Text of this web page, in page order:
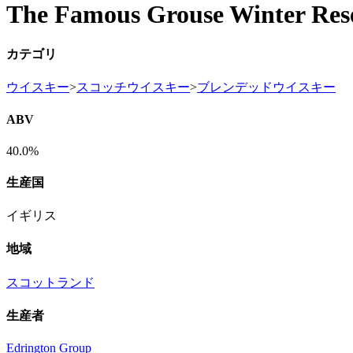
The Famous Grouse Winter
カテゴリ
ウイスキー>スコッチウイスキー>ブレンデッドウイスキー
ABV
40.0%
生産国
イギリス
地域
スコットランド
生産者
Edrington Group